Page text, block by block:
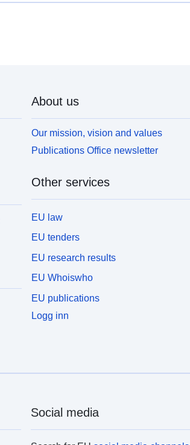
About us
Our mission, vision and values
Publications Office newsletter
Other services
EU law
EU tenders
EU research results
EU Whoiswho
EU publications
Logg inn
Social media